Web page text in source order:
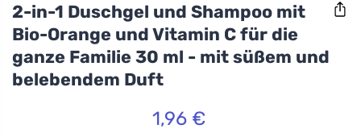
2-in-1 Duschgel und Shampoo mit
Bio-Orange und Vitamin C für die
ganze Familie 30 ml - mit süßem und
belebendem Duft
1,96 €